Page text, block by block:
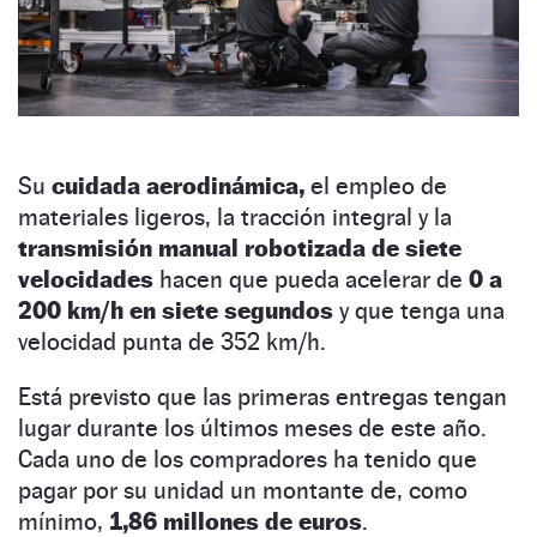
Su cuidada aerodinámica, el empleo de
materiales ligeros, la tracción integral y la
transmisión manual robotizada de siete
velocidades hacen que pueda acelerar de 0 a
200 km/h en siete segundos y que tenga una
velocidad punta de 352 km/h.
Está previsto que las primeras entregas tengan
lugar durante los últimos meses de este año.
Cada uno de los compradores ha tenido que
pagar por su unidad un montante de, como
mínimo, 1,86 millones de euros.